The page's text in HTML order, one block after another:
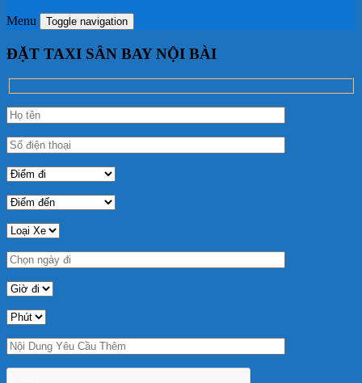
Menu Toggle navigation
ĐẶT TAXI SÂN BAY NỘI BÀI